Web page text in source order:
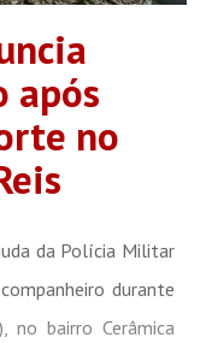
após
no
da Polícia Militar
durante
no bairro Cerâmica